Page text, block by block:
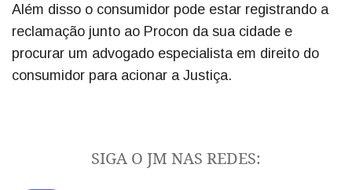
Além disso o consumidor pode estar registrando a
reclamação junto ao Procon da sua cidade e
procurar um advogado especialista em direito do
consumidor para acionar a Justiça.
SIGA O JM NAS REDES: